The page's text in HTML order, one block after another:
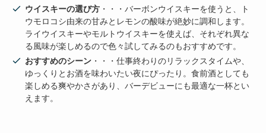
ウイスキーの選び方 ・・・バーボンウイスキーを使うと、ト
ウモロコシ由来の甘みとレモンの酸味が絶妙に調和します。
ライウイスキーやモルトウイスキーを使えば、それぞれ異な
る風味が楽しめるので色々試してみるのもおすすめです。
おすすめのシーン ・・・仕事終わりのリラックスタイムや、
ゆっくりとお酒を味わいたい夜にぴったり。食前酒としても
楽しめる爽やかさがあり、バーデビューにも最適な一杯とい
えます。